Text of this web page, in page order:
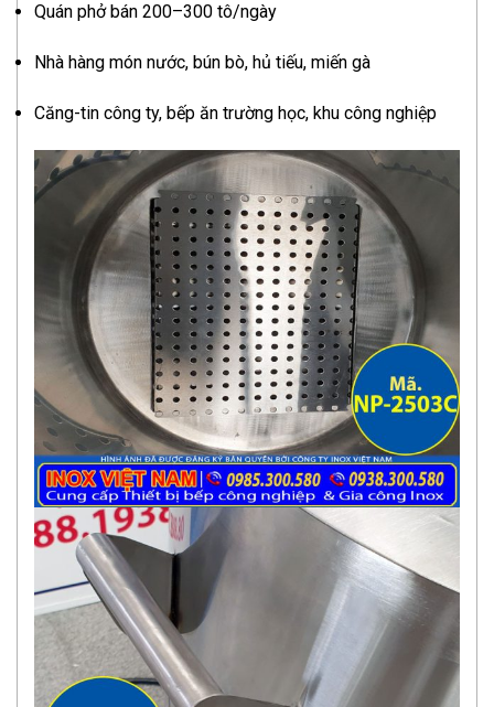
Quán phở bán 200–300 tô/ngày
Nhà hàng món nước, bún bò, hủ tiếu, miến gà
Căng-tin công ty, bếp ăn trường học, khu công nghiệp